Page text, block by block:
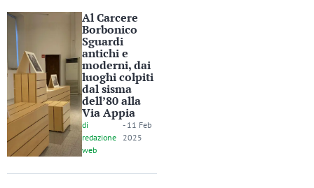
Al Carcere
Borbonico
Sguardi
antichi e
moderni, dai
luoghi colpiti
dal sisma
dell’80 alla
Via Appia
di
redazione
web
- 11 Feb
2025